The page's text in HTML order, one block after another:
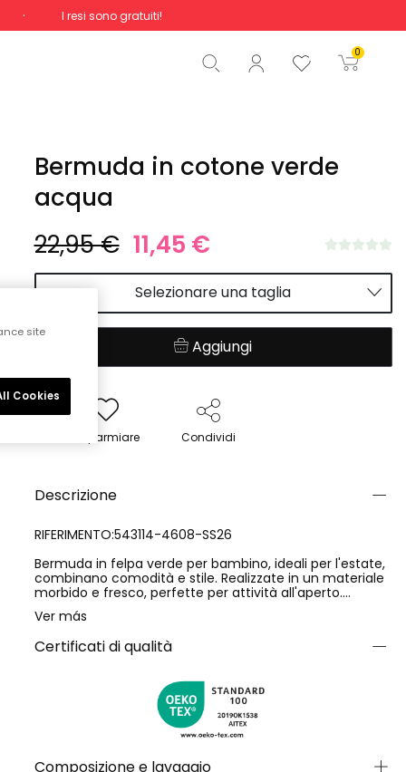
I resi sono gratuiti!
0
Totale 0,00 €
Inizio ordine
Bermuda in cotone verde
acqua
22,95 € 11,45 €
Selezionare una taglia
Aggiungi
Risparmiare Condividi
Descrizione
RIFERIMENTO:543114-4608-SS26
Bermuda in felpa verde per bambino, ideali per l'estate,
combinano comodità e stile. Realizzate in un materiale
morbido e fresco, perfette per attività all'aperto.
Presentano un design divertente con una stampa in
diversi colori e una comoda chiusura a cordoncino in
vita. Disponibili in taglie da 12 mesi a 10 anni, si adattano
alla crescita del bambino. Il loro colore vivace le rende
offrendo un look rilassato e moderno. Una scelta
versatile per ogni occasione.
Ver más
Certificati di qualità
Composizione e lavaggio
site
Cookies